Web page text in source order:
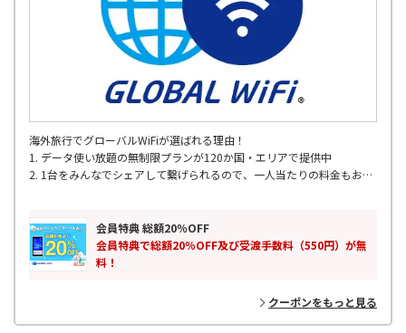
海外旅行でグローバルWiFiが選ばれる理由！
1. データ使い放題の無制限プランが120か国・エリアで提供中
2. 1台をみんなでシェアして繋げられるので、一人当たりの料金もお得
5. 海外200以上の国･地域対応
6. 24時間365日 WiFiサポート
会員特典 総額20％OFF
会員特典で総額20％OFF及び受渡手数料（550円）が無
料！
クーポンをもっと見る